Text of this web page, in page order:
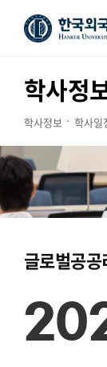
학사정
학사정보 학사일
글로벌공